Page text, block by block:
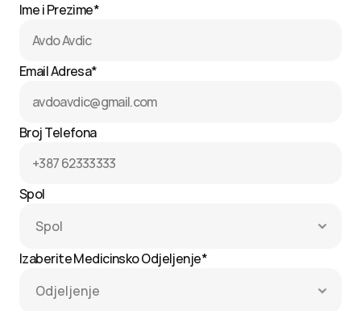
Ime i Prezime*
Email Adresa*
Broj Telefona
Spol
Izaberite Medicinsko Odjeljenje*